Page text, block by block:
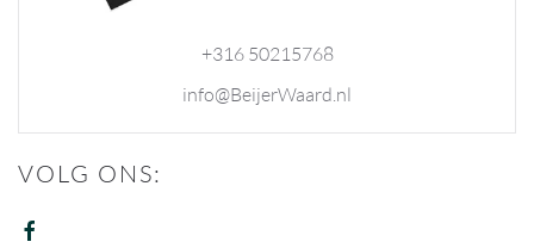
+316 50215768
info@BeijerWaard.nl
VOLG ONS: